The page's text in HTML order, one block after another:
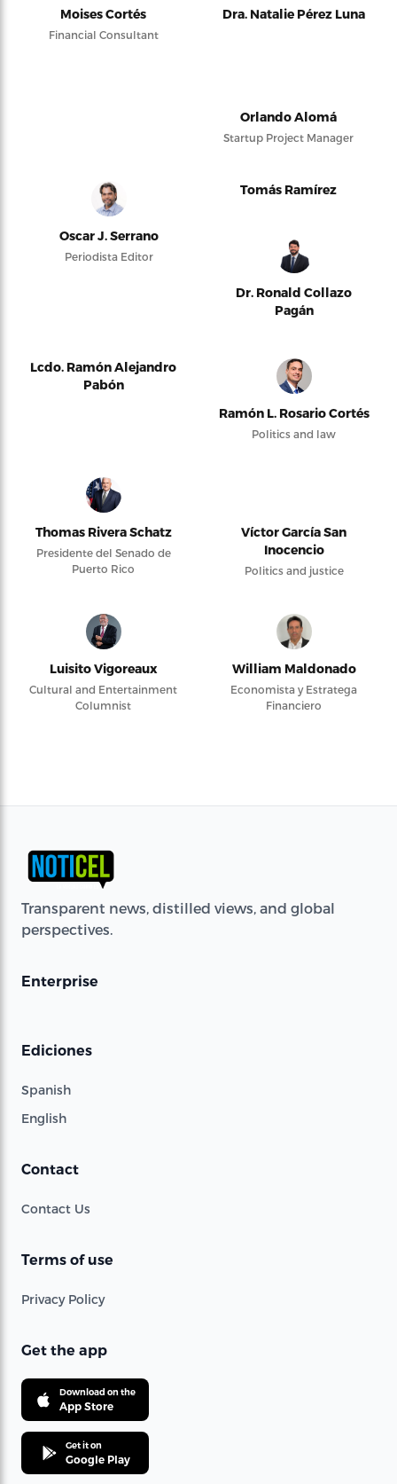
Moises Cortés
Financial Consultant
Dra. Natalie Pérez Luna
Orlando Alomá
Startup Project Manager
Oscar J. Serrano
Periodista Editor
Tomás Ramírez
Dr. Ronald Collazo
Pagán
Lcdo. Ramón Alejandro
Pabón
Ramón L. Rosario Cortés
Politics and law
Thomas Rivera Schatz
Presidente del Senado de
Puerto Rico
Víctor García San
Inocencio
Politics and justice
Luisito Vigoreaux
Cultural and Entertainment
Columnist
William Maldonado
Economista y Estratega
Financiero
Transparent news, distilled views, and global
perspectives.
Enterprise
Ediciones
Spanish
English
Contact
Contact Us
Terms of use
Privacy Policy
Get the app
Download on the
App Store
Get it on
Google Play